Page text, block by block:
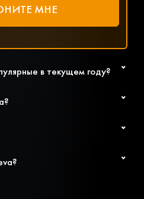
в текущем году?